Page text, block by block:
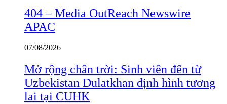
404 – Media OutReach Newswire
APAC
07/08/2026
Mở rộng chân trời: Sinh viên đến từ
Uzbekistan Dulatkhan định hình tương
lai tại CUHK